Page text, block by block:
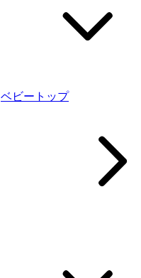
ベビートップ